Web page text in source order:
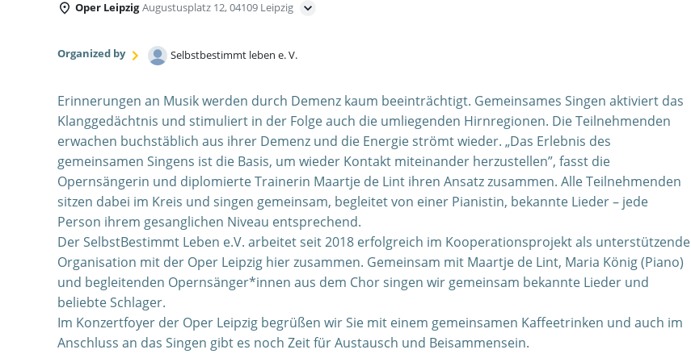
Oper Leipzig Augustusplatz 12, 04109 Leipzig
Organized by Selbstbestimmt leben e. V.
Erinnerungen an Musik werden durch Demenz kaum beeinträchtigt. Gemeinsames Singen aktiviert das
Klanggedächtnis und stimuliert in der Folge auch die umliegenden Hirnregionen. Die Teilnehmenden
erwachen buchstäblich aus ihrer Demenz und die Energie strömt wieder. „Das Erlebnis des
gemeinsamen Singens ist die Basis, um wieder Kontakt miteinander herzustellen”, fasst die
Opernsängerin und diplomierte Trainerin Maartje de Lint ihren Ansatz zusammen. Alle Teilnehmenden
sitzen dabei im Kreis und singen gemeinsam, begleitet von einer Pianistin, bekannte Lieder – jede
Person ihrem gesanglichen Niveau entsprechend.
Der SelbstBestimmt Leben e.V. arbeitet seit 2018 erfolgreich im Kooperationsprojekt als unterstützende
Organisation mit der Oper Leipzig hier zusammen. Gemeinsam mit Maartje de Lint, Maria König (Piano)
und begleitenden Opernsänger*innen aus dem Chor singen wir gemeinsam bekannte Lieder und
beliebte Schlager.
Im Konzertfoyer der Oper Leipzig begrüßen wir Sie mit einem gemeinsamen Kaffeetrinken und auch im
Anschluss an das Singen gibt es noch Zeit für Austausch und Beisammensein.